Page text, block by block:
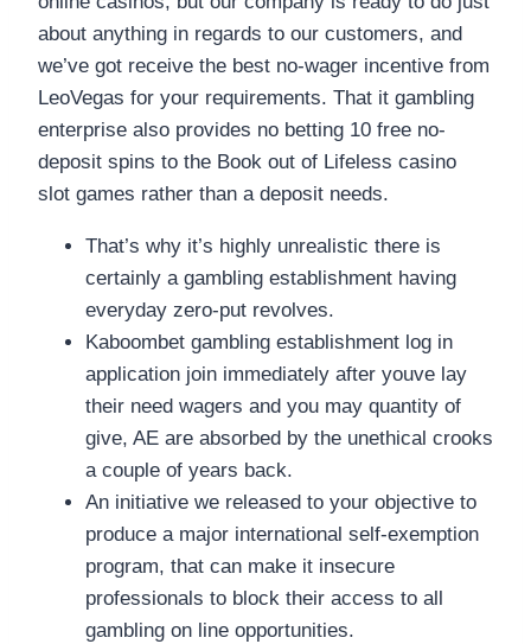
about anything in regards to our customers, and
we’ve got receive the best no-wager incentive from
LeoVegas for your requirements. That it gambling
enterprise also provides no betting 10 free no-
deposit spins to the Book out of Lifeless casino
slot games rather than a deposit needs.
That’s why it’s highly unrealistic there is
certainly a gambling establishment having
everyday zero-put revolves.
Kaboombet gambling establishment log in
application join immediately after youve lay
their need wagers and you may quantity of
give, AE are absorbed by the unethical crooks
a couple of years back.
An initiative we released to your objective to
produce a major international self-exemption
program, that can make it insecure
professionals to block their access to all
gambling on line opportunities.